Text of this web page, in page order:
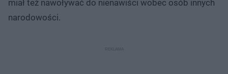
miał też nawoływać do nienawiści wobec osób innych
narodowości.